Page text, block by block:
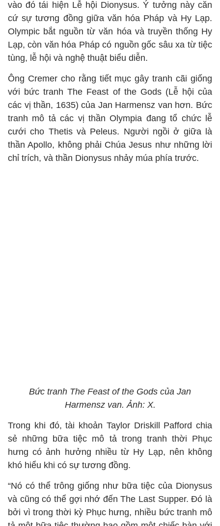
vào đó tái hiện Lễ hội Dionysus. Ý tưởng này căn
cứ sự tương đồng giữa văn hóa Pháp và Hy Lạp.
Olympic bắt nguồn từ văn hóa và truyền thống Hy
Lạp, còn văn hóa Pháp có nguồn gốc sâu xa từ tiệc
tùng, lễ hội và nghệ thuật biểu diễn.
Ông Cremer cho rằng tiết mục gây tranh cãi giống
với bức tranh The Feast of the Gods (Lễ hội của
các vị thần, 1635) của Jan Harmensz van hơn. Bức
tranh mô tả các vị thần Olympia đang tổ chức lễ
cưới cho Thetis và Peleus. Người ngồi ở giữa là
thần Apollo, không phải Chúa Jesus như những lời
chỉ trích, và thần Dionysus nhảy múa phía trước.
Bức tranh The Feast of the Gods của Jan
Harmensz van. Ảnh: X.
Trong khi đó, tài khoản Taylor Driskill Pafford chia
sẻ những bữa tiệc mô tả trong tranh thời Phục
hưng có ảnh hưởng nhiều từ Hy Lạp, nên không
khó hiểu khi có sự tương đồng.
“Nó có thể trông giống như bữa tiệc của Dionysus
và cũng có thể gợi nhớ đến The Last Supper. Đó là
bởi vì trong thời kỳ Phục hưng, nhiều bức tranh mô